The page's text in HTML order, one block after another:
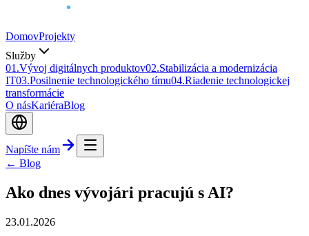
DomovProjekty
Služby
01 .Vývoj digitálnych produktov02.Stabilizácia a modernizácia
IT03.Posilnenie technologického tímu04.Riadenie technologickej
transformácie
O násKariéraBlog
Napíšte nám
← Blog
Ako dnes vývojári pracujú s AI?
23.01.2026